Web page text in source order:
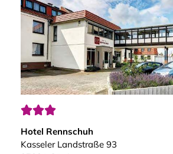

Hotel Rennschuh
Kasseler Landstraße 93